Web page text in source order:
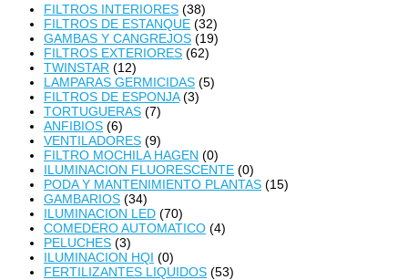
FILTROS INTERIORES (38)
FILTROS DE ESTANQUE (32)
GAMBAS Y CANGREJOS (19)
FILTROS EXTERIORES (62)
TWINSTAR (12)
LAMPARAS GERMICIDAS (5)
FILTROS DE ESPONJA (3)
TORTUGUERAS (7)
ANFIBIOS (6)
VENTILADORES (9)
FILTRO MOCHILA HAGEN (0)
ILUMINACION FLUORESCENTE (0)
PODA Y MANTENIMIENTO PLANTAS (15)
GAMBARIOS (34)
ILUMINACION LED (70)
COMEDERO AUTOMATICO (4)
PELUCHES (3)
ILUMINACION HQI (0)
FERTILIZANTES LIQUIDOS (53)